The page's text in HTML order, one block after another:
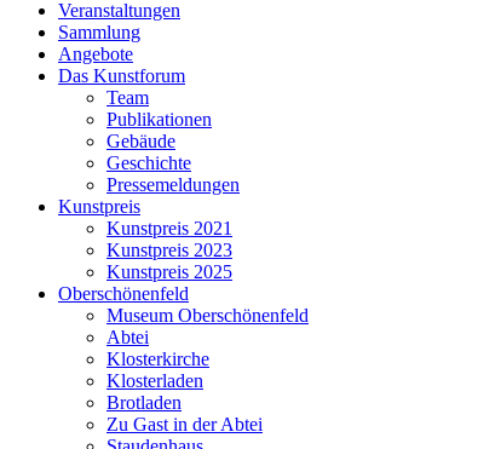
Veranstaltungen
Sammlung
Angebote
Das Kunstforum
Team
Publikationen
Gebäude
Geschichte
Pressemeldungen
Kunstpreis
Kunstpreis 2021
Kunstpreis 2023
Kunstpreis 2025
Oberschönenfeld
Museum Oberschönenfeld
Abtei
Klosterkirche
Klosterladen
Brotladen
Zu Gast in der Abtei